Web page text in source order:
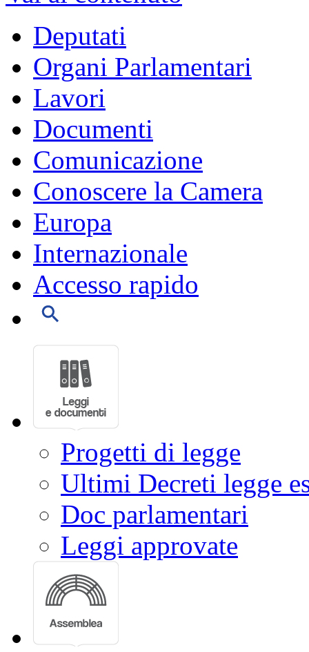
Deputati
Organi Parlamentari
Lavori
Documenti
Comunicazione
Conoscere la Camera
Europa
Internazionale
Accesso rapido
Progetti di legge
Ultimi Decreti legge
Doc parlamentari
Leggi approvate